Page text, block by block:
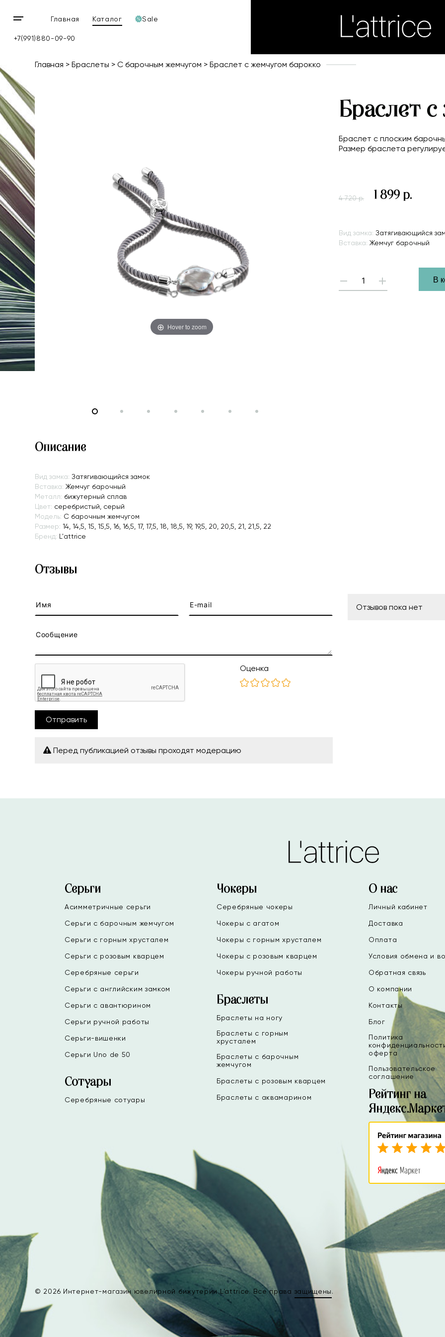
Открыть
меню
Главная Каталог Sale
+7(991)880-09-90
Главная Браслеты С барочным жемчугом Браслет с жемчугом барокко
Hover to zoom
Браслет
Браслет с плоским
Размер браслета
4 720 р. 1 899 р.
Вид замка: Затягивающийся
Вставка: Жемчуг барочный
- +
В
Описание
Вид замка: Затягивающийся замок
Вставка: Жемчуг барочный
Металл: бижутерный сплав
Цвет: серебристый, серый
Модель: С барочным жемчугом
Размер: 14, 14,5, 15, 15,5, 16, 16,5, 17, 17,5, 18, 18,5, 19, 19,5, 20, 20,5, 21, 21,5, 22
Бренд: L'attrice
Отзывы
Оценка
Отправить
Перед публикацией отзывы проходят модерацию
Отзывов пока нет
Серьги
Асимметричные серьги
Серьги с барочным жемчугом
Серьги с горным хрусталем
Серьги с розовым кварцем
Серебряные серьги
Серьги с английским замком
Серьги с авантюрином
Серьги ручной работы
Серьги-вишенки
Серьги Uno de 50
Сотуары
Серебряные сотуары
Чокеры
Серебряные чокеры
Чокеры с агатом
Чокеры с горным хрусталем
Чокеры с розовым кварцем
Чокеры ручной работы
Браслеты
Браслеты на ногу
Браслеты с горным
хрусталем
Браслеты с барочным
жемчугом
Браслеты с розовым кварцем
Браслеты с аквамарином
О нас
Личный кабинет
Доставка
Оплата
Условия обмена и
Обратная связь
О компании
Контакты
Блог
Политика
оферта
Пользовательское
соглашение
Рейтинг на
© 2026 Интернет-магазин ювелирной бижутерии L’attrice. Все права защищены.